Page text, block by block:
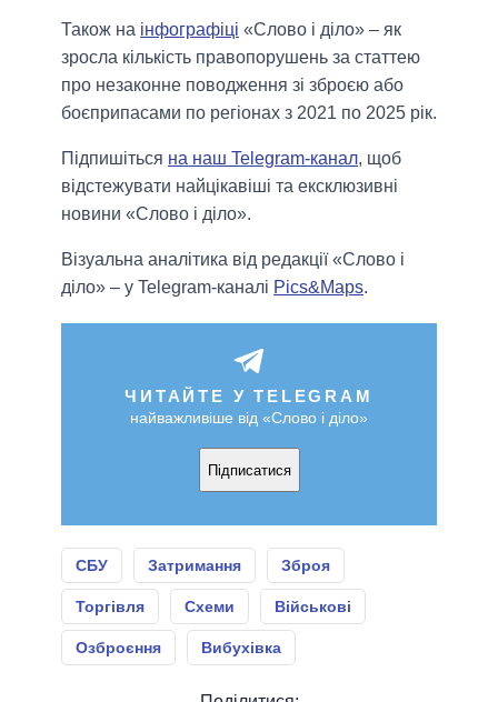
Також на інфографіці «Слово і діло» – як
зросла кількість правопорушень за статтею
про незаконне поводження зі зброєю або
боєприпасами по регіонах з 2021 по 2025 рік.
Підпишіться на наш Telegram-канал, щоб
відстежувати найцікавіші та ексклюзивні
новини «Слово і діло».
Візуальна аналітика від редакції «Слово і
діло» – у Telegram-каналі Pics&Maps.
ЧИТАЙТЕ У TELEGRAM
найважливіше від «Слово і діло»
Підписатися
СБУ Затримання Зброя
Торгівля Схеми Військові
Озброєння Вибухівка